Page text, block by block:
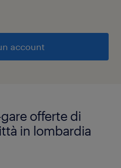
account
offerte di
in lombardia